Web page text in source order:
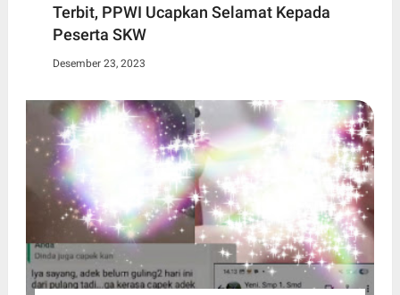
Terbit, PPWI Ucapkan Selamat Kepada
Peserta SKW
Desember 23, 2023